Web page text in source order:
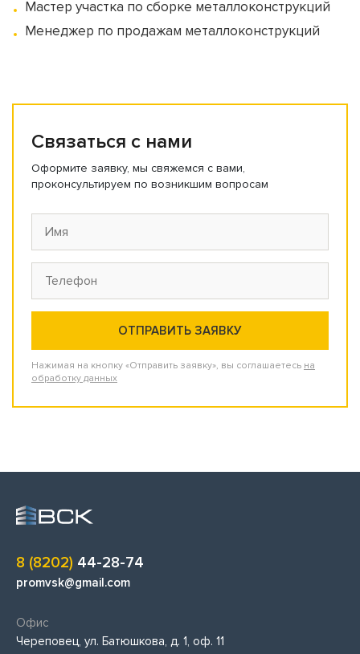
Связаться с нами
Оформите заявку, мы свяжемся с вами,
проконсультируем по возникшим вопросам
Нажимая на кнопку «Отправить заявку», вы соглашаетесь на
обработку данных
Мастер участка по сборке металлоконструкций
Менеджер по продажам металлоконструкций
8 (8202) 44-28-74
promvsk@gmail.com
Офис
Череповец, ул. Батюшкова, д. 1, оф. 11